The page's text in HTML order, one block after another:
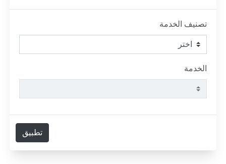
الدراسات العليا
الموظفون
تصنيف الخدمة
الخدمة
تطبيق